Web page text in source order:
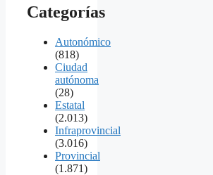
Categorías
Autonómico
(818)
Ciudad
autónoma
(28)
Estatal
(2.013)
Infraprovincial
(3.016)
Provincial
(1.871)